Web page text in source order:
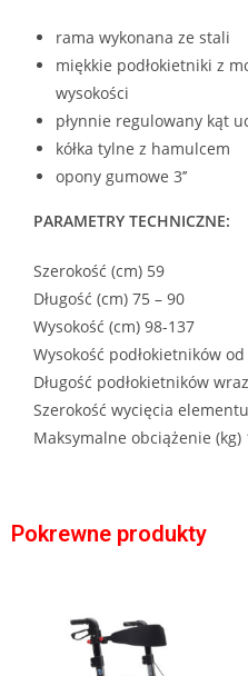
rama wykonana ze stali
miękkie podłokietniki z
wysokości
płynnie regulowany kąt
kółka tylne z hamulcem
opony gumowe 3’’
PARAMETRY TECHNICZNE:
Szerokość (cm) 59
Długość (cm) 75 – 90
Wysokość (cm) 98-137
Wysokość podłokietników
Długość podłokietników
Szerokość wycięcia
Maksymalne obciążenie (kg)
Pokrewne produkty